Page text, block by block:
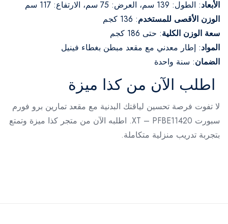
الأبعاد: الطول: 139 سم، العرض: 75 سم، الارتفاع: 117 سم
الوزن الأقصى للمستخدم: 136 كجم
سعة الوزن الكلية: حتى 186 كجم
المواد: إطار معدني مع مقعد مبطن بغطاء فينيل
الضمان: سنة واحدة
اطلب الآن من كذا ميزة
لا تفوت فرصة تحسين لياقتك البدنية مع مقعد تمارين برو فورم
سبورت XT – PFBE11420. اطلبه الآن من متجر كذا ميزة وتمتع
بتجربة تدريب منزلية متكاملة.